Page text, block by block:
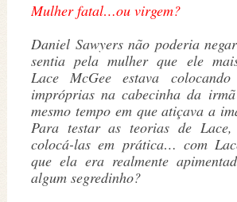
Mulher fatal…ou virgem?
Daniel Sawyers não poderia
sentia pela mulher que ele
Lace McGee estava
impróprias na cabecinha da
mesmo tempo em que atiçava a
Para testar as teorias de
colocá-las em prática… com
que ela era realmente
algum segredinho?